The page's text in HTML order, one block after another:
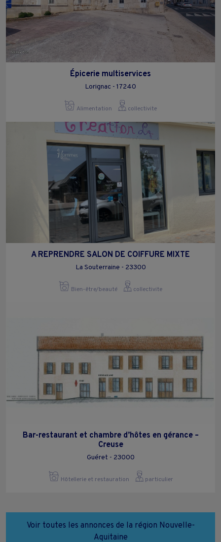
Épicerie multiservices
Lorignac - 17240
Alimentation collectivite
A REPRENDRE SALON DE COIFFURE MIXTE
La Souterraine - 23300
Bien-être/beauté collectivite
Bar-restaurant et chambre d’hôtes en gérance –
Creuse
Guéret - 23000
Hôtellerie et restauration particulier
Voir toutes les annonces de la région Nouvelle-
Aquitaine